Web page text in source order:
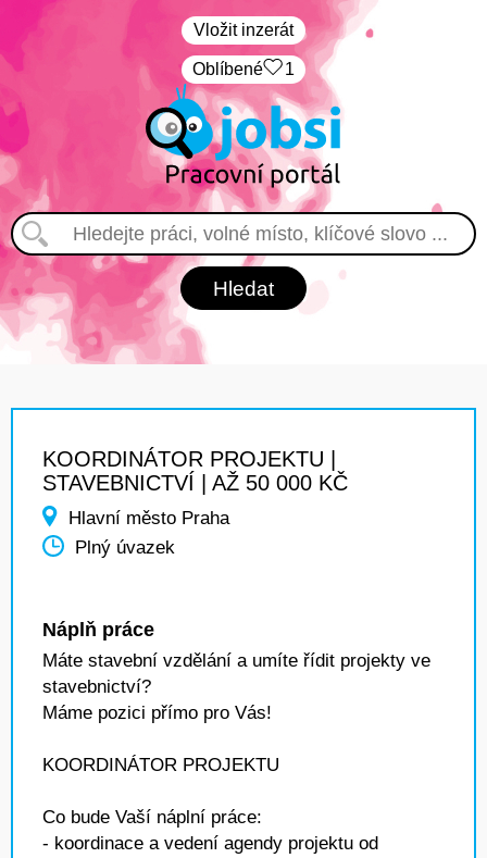
Vložit inzerát
Oblíbené 1
KOORDINÁTOR PROJEKTU |
STAVEBNICTVÍ | AŽ 50 000 KČ
Hlavní město Praha
Plný úvazek
Náplň práce
Máte stavební vzdělání a umíte řídit projekty ve
stavebnictví?
Máme pozici přímo pro Vás!
KOORDINÁTOR PROJEKTU
Co bude Vaší náplní práce:
- koordinace a vedení agendy projektu od